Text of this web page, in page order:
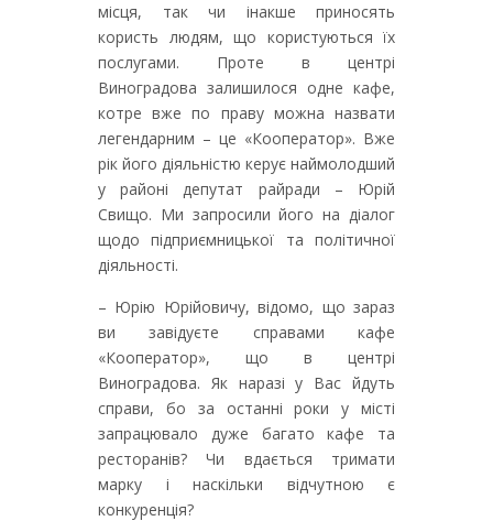
місця, так чи інакше приносять
користь людям, що користуються їх
послугами. Проте в центрі
Виноградова залишилося одне кафе,
котре вже по праву можна назвати
легендарним – це «Кооператор». Вже
рік його діяльністю керує наймолодший
у районі депутат райради – Юрій
Свищо. Ми запросили його на діалог
щодо підприємницької та політичної
діяльності.
– Юрію Юрійовичу, відомо, що зараз
ви завідуєте справами кафе
«Кооператор», що в центрі
Виноградова. Як наразі у Вас йдуть
справи, бо за останні роки у місті
запрацювало дуже багато кафе та
ресторанів? Чи вдається тримати
марку і наскільки відчутною є
конкуренція?